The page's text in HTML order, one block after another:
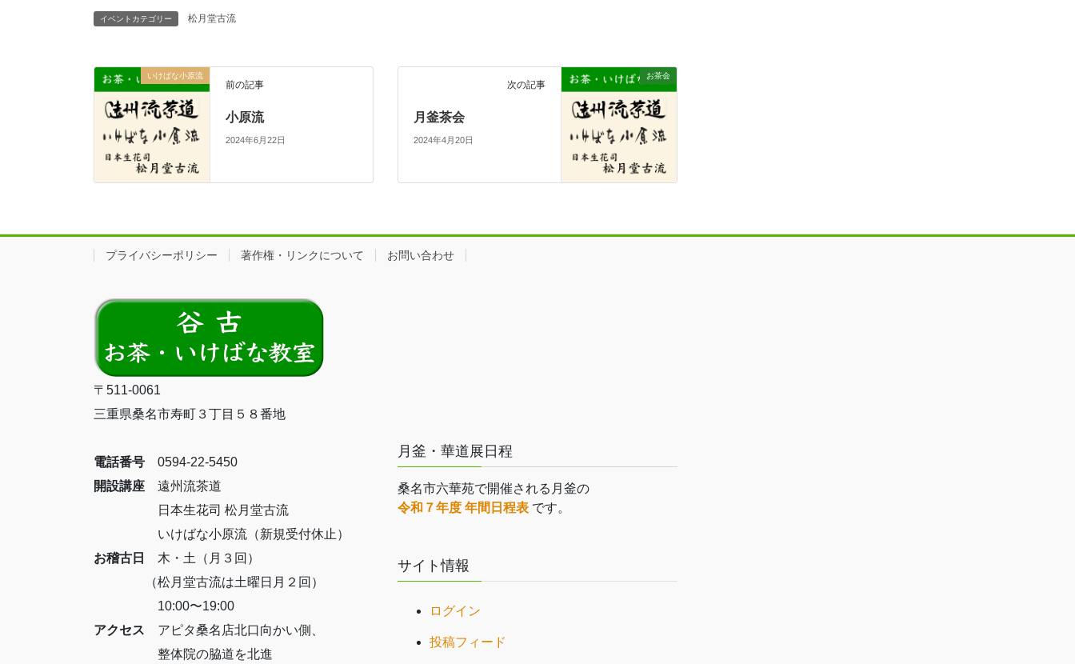
イベントカテゴリー 松月堂古流
いけばな小原流
前の記事
小原流
2024年6月22日
お茶会
次の記事
月釜茶会
2024年4月20日
プライバシーポリシー 著作権・リンクについて お問い合わせ
〒511-0061
三重県桑名市寿町３丁目５８番地
電話番号 0594-22-5450
開設講座 遠州流茶道
日本生花司 松月堂古流
いけばな小原流（新規受付休止）
お稽古日
木・土（月３回）
（松月堂古流は土曜日月２回）
10:00〜19:00
アクセス アピタ桑名店北口向かい側、
整体院の脇道を北進
月釜・華道展日程
桑名市六華苑で開催される月釜の
令和７年度 年間日程表 です。
サイト情報
ログイン
投稿フィード